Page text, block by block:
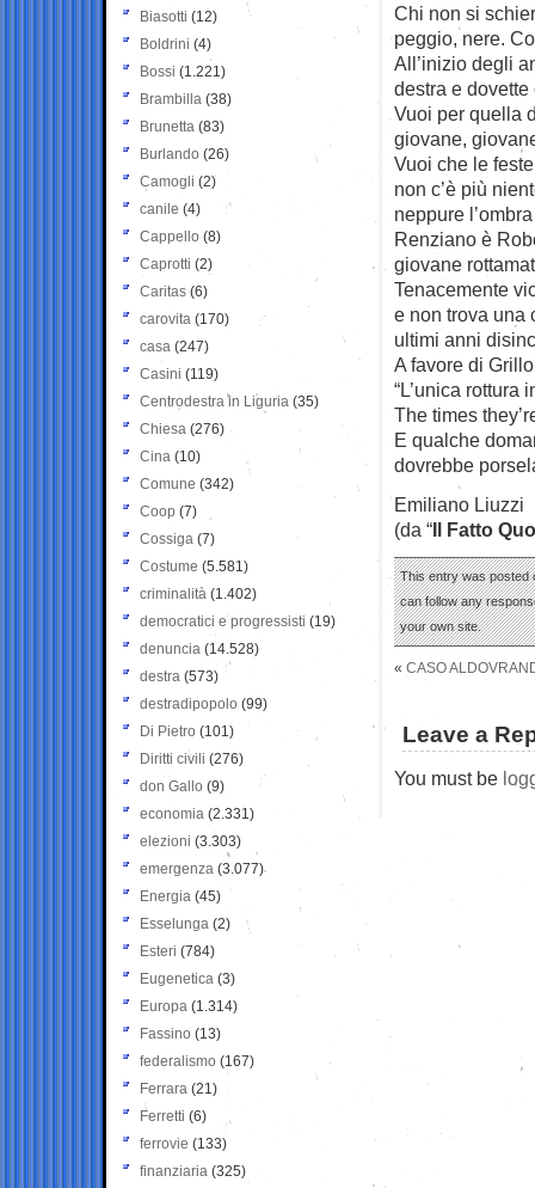
Chi non si
peggio, nere.
All’inizio degli
destra e
Vuoi per quella
giovane,
Vuoi che le
non c’è più
neppure
Renziano è
giovane
Tenacemente
e non trova una
ultimi anni
A favore di
“L’unica rottura
The times
E qualche
dovrebbe
Emiliano Liuzzi
(da “Il Fatto
This entry was posted
can follow any
your own site.
« CASO
Leave a
You must be
Biasotti (12)
Boldrini (4)
Bossi (1.221)
Brambilla (38)
Brunetta (83)
Burlando (26)
Camogli (2)
canile (4)
Cappello (8)
Caprotti (2)
Caritas (6)
carovita (170)
casa (247)
Casini (119)
Centrodestra in Liguria (35)
Chiesa (276)
Cina (10)
Comune (342)
Coop (7)
Cossiga (7)
Costume (5.581)
criminalità (1.402)
democratici e progressisti (19)
denuncia (14.528)
destra (573)
destradipopolo (99)
Di Pietro (101)
Diritti civili (276)
don Gallo (9)
economia (2.331)
elezioni (3.303)
emergenza (3.077)
Energia (45)
Esselunga (2)
Esteri (784)
Eugenetica (3)
Europa (1.314)
Fassino (13)
federalismo (167)
Ferrara (21)
Ferretti (6)
ferrovie (133)
finanziaria (325)